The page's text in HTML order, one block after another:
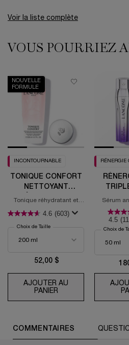
Voir la liste complète
PDP Slot 1 Section (you may also like)
VOUS POURRIEZ
NOUVELLE
FORMULE
INCONTOURNABLE
TONIQUE CONFORT
NETTOYANT
RÉHYDRATANT
Tonique réhydratant et
hyaluronique et Squalane
4.6 (603)
Choix de Taille
52,00 $
AJOUTER AU
PANIERTONIQUE
RÉNERGIE
Sérum
action:
Teint
4.5
Choix de
COMMENTAIRES